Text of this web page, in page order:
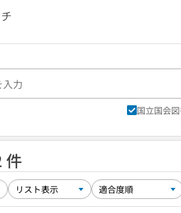
国立国会
件